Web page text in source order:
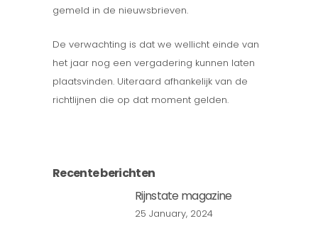
gemeld in de nieuwsbrieven.
De verwachting is dat we wellicht einde van
het jaar nog een vergadering kunnen laten
plaatsvinden. Uiteraard afhankelijk van de
richtlijnen die op dat moment gelden.
Recente berichten
Rijnstate magazine
25 January, 2024